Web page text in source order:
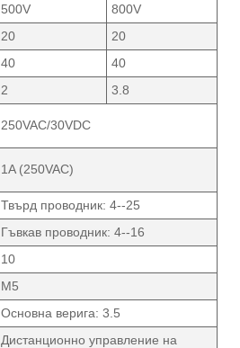
500V
800V
20
20
40
40
2
3.8
250VAC/30VDC
1A (250VAC)
Твърд проводник: 4--25
Гъвкав проводник: 4--16
10
M5
Основна верига: 3.5
Дистанционно управление на